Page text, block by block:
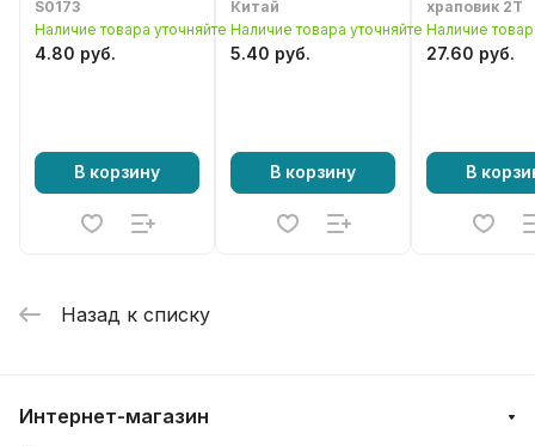
бензотриммера,
мотокосы
S0173
Наличие товара уточняйте
4.80 руб.
В корзину
бензотриммера
26-33cc
Китай
Наличие товара уточняйте
5.40 руб.
В корзину
храповик 2Т
Наличие
27.60 руб.
В
Назад к списку
Интернет-магазин